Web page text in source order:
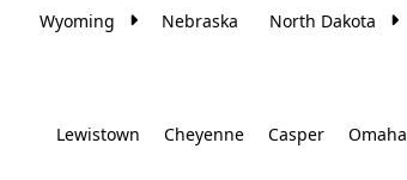
Wyoming Nebraska North Dakota
Lewistown Cheyenne Casper Omaha